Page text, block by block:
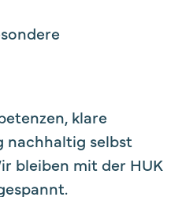
klare
nachhaltig selbst
bleiben mit der HUK